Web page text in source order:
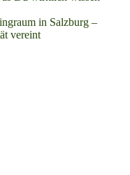
in Salzburg –
vereint